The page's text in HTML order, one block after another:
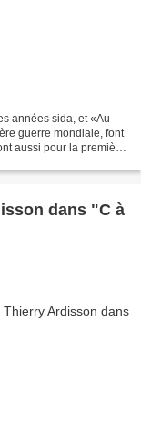
années sida, et «Au
guerre mondiale, font
aussi pour la première
dans "C à